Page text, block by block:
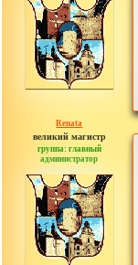
Renata
великий магистр
группа: главный
администратор
сообщений: 2765